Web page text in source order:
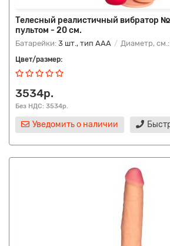
Телесный реалистичный вибратор
пультом - 20 см.
Батарейки: 3 шт., тип AAA Диаметр, см.:
Цвет/размер:
3534р.
Без НДС: 3534р.
Уведомить о наличии